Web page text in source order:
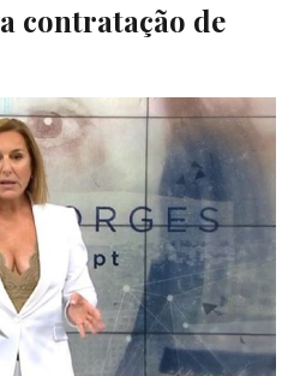
contratação de